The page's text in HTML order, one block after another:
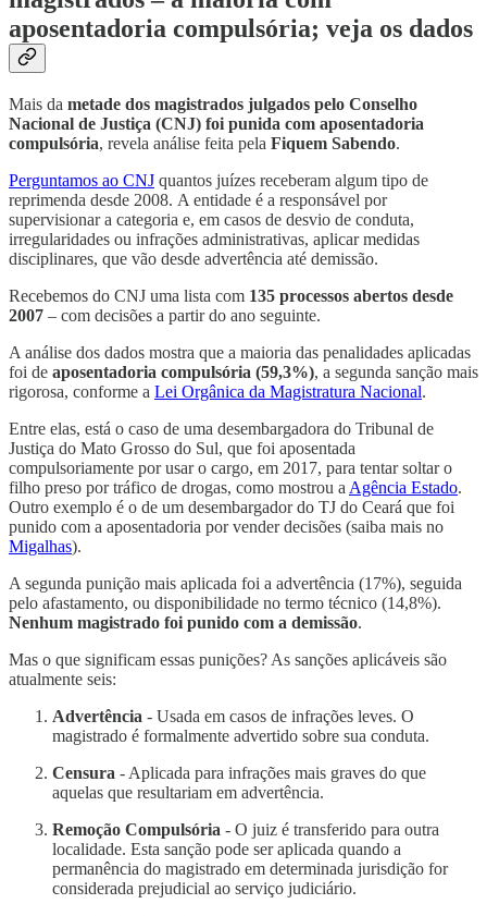
aposentadoria compulsória; veja os dados
Mais da metade dos magistrados julgados pelo Conselho
Nacional de Justiça (CNJ) foi punida com aposentadoria
compulsória, revela análise feita pela Fiquem Sabendo.
Perguntamos ao CNJ quantos juízes receberam algum tipo de
reprimenda desde 2008. A entidade é a responsável por
supervisionar a categoria e, em casos de desvio de conduta,
irregularidades ou infrações administrativas, aplicar medidas
disciplinares, que vão desde advertência até demissão.
Recebemos do CNJ uma lista com 135 processos abertos desde
2007 – com decisões a partir do ano seguinte.
A análise dos dados mostra que a maioria das penalidades aplicadas
foi de aposentadoria compulsória (59,3%), a segunda sanção mais
rigorosa, conforme a Lei Orgânica da Magistratura Nacional.
Entre elas, está o caso de uma desembargadora do Tribunal de
Justiça do Mato Grosso do Sul, que foi aposentada
compulsoriamente por usar o cargo, em 2017, para tentar soltar o
filho preso por tráfico de drogas, como mostrou a Agência Estado.
Outro exemplo é o de um desembargador do TJ do Ceará que foi
punido com a aposentadoria por vender decisões (saiba mais no
Migalhas).
A segunda punição mais aplicada foi a advertência (17%), seguida
pelo afastamento, ou disponibilidade no termo técnico (14,8%).
Nenhum magistrado foi punido com a demissão.
Mas o que significam essas punições? As sanções aplicáveis são
atualmente seis:
Advertência - Usada em casos de infrações leves. O
magistrado é formalmente advertido sobre sua conduta.
Censura - Aplicada para infrações mais graves do que
aquelas que resultariam em advertência.
Remoção Compulsória - O juiz é transferido para outra
localidade. Esta sanção pode ser aplicada quando a
permanência do magistrado em determinada jurisdição for
considerada prejudicial ao serviço judiciário.